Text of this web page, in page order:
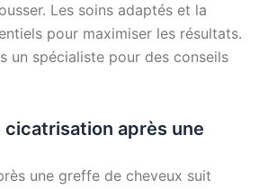
Les soins adaptés et la
pour maximiser les résultats.
un spécialiste pour des conseils
cicatrisation après une
une greffe de cheveux suit